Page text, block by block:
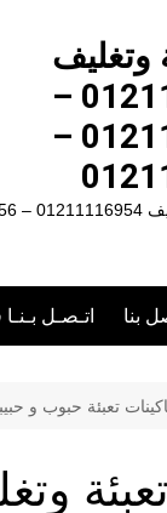
وتغليف
01211116954 –
01211116956 –
بنا اتـصـل
تعبئة حبوب و